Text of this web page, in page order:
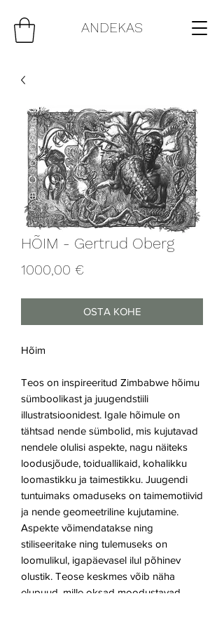
ANDEKAS
HÕIM - Gertrud Oberg
1000,00 €
OSTA KOHE
Hõim
Teos on inspireeritud Zimbabwe hõimu
sümboolikast ja juugendstiili
illustratsioonidest. Igale hõimule on
tähtsad nende sümbolid, mis kujutavad
nendele olulisi aspekte, nagu näiteks
loodusjõude, toiduallikaid, kohalikku
loomastikku ja taimestikku. Juugendi
tuntuimaks omaduseks on taimemotiivid
ja nende geomeetriline kujutamine.
Aspekte võimendatakse ning
stiliseeritake ning tulemuseks on
loomulikul, igapäevasel ilul põhinev
olustik. Teose keskmes võib näha
elupuud, mille oksad moodustavad